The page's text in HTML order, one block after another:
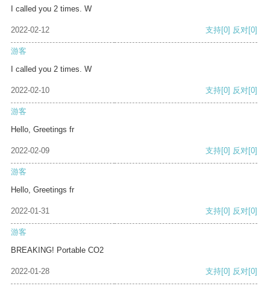
I called you 2 times. W
2022-02-12 支持[0] 反对[0]
游客
I called you 2 times. W
2022-02-10 支持[0] 反对[0]
游客
Hello, Greetings fr
2022-02-09 支持[0] 反对[0]
游客
Hello, Greetings fr
2022-01-31 支持[0] 反对[0]
游客
BREAKING! Portable CO2
2022-01-28 支持[0] 反对[0]